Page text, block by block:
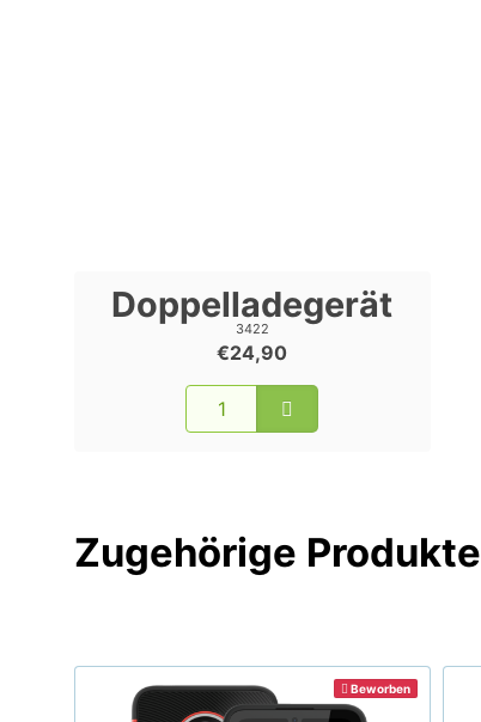
Doppelladegerät
3422
€24,90
Zugehörige Produkte
Beworben